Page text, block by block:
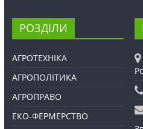
РОЗДІЛИ
АГРОТЕХНІКА
АГРОПОЛІТИКА
АГРОПРАВО
ЕКО-ФЕРМЕРСТВО